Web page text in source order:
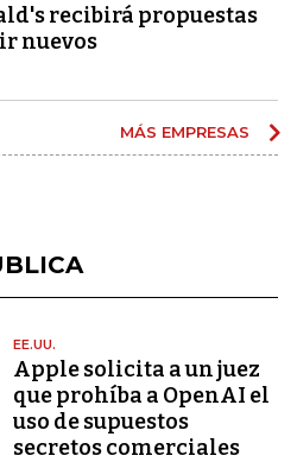
recibirá propuestas
nuevos
MÁS EMPRESAS
EE.UU.
Apple solicita a un juez
que prohíba a OpenAI el
uso de supuestos
secretos comerciales